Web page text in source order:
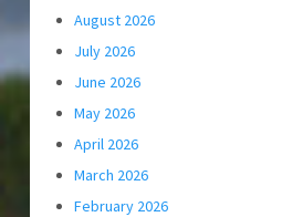
August 2026
July 2026
June 2026
May 2026
April 2026
March 2026
February 2026